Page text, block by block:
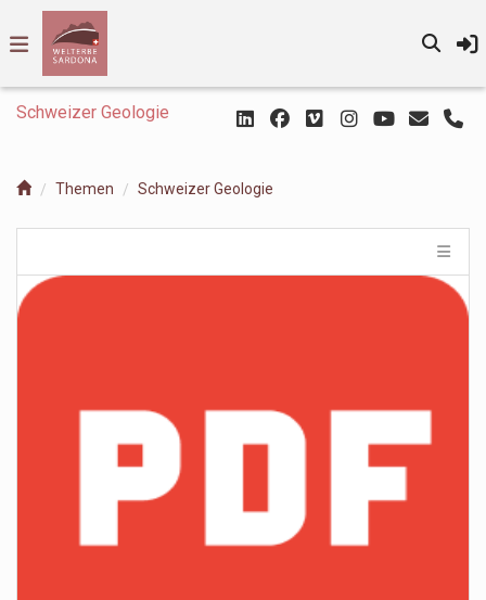
Schweizer Geologie
Themen Schweizer Geologie